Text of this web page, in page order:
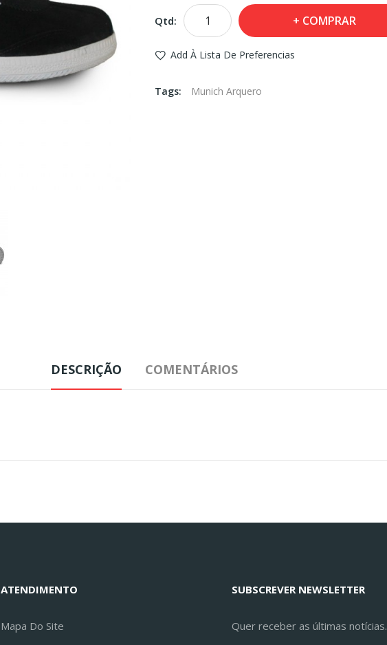
Qtd: COMPRAR
Add À Lista De Preferencias
Tags: Munich Arquero
DESCRIÇÃO COMENTÁRIOS
ATENDIMENTO
Mapa Do Site
SUBSCREVER NEWSLETTER
Quer receber as últimas notícias.